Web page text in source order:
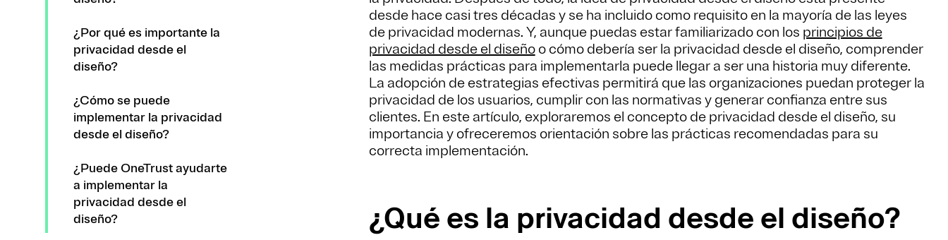
¿Por qué es importante la
privacidad desde el
diseño?
¿Cómo se puede
implementar la privacidad
desde el diseño?
¿Puede OneTrust ayudarte
a implementar la
privacidad desde el
diseño?
desde hace casi tres décadas y se ha incluido como requisito en la mayoría de las leyes
de privacidad modernas. Y, aunque puedas estar familiarizado con los principios de
privacidad desde el diseñoo cómo debería ser la privacidad desde el diseño, comprender
las medidas prácticas para implementarla puede llegar a ser una historia muy diferente.
La adopción de estrategias efectivas permitirá que las organizaciones puedan proteger la
privacidad de los usuarios, cumplir con las normativas y generar confianza entre sus
clientes. En este artículo, exploraremos el concepto de privacidad desde el diseño, su
importancia y ofreceremos orientación sobre las prácticas recomendadas para su
correcta implementación.
¿Qué es la privacidad desde el diseño?